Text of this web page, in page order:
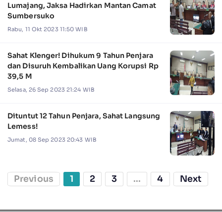
Lumajang, Jaksa Hadirkan Mantan Camat
Sumbersuko
Rabu, 11 Okt 2023 11:50 WIB
Sahat Klenger! Dihukum 9 Tahun Penjara
dan Disuruh Kembalikan Uang Korupsi Rp
39,5 M
Selasa, 26 Sep 2023 21:24 WIB
Dituntut 12 Tahun Penjara, Sahat Langsung
Lemess!
Jumat, 08 Sep 2023 20:43 WIB
Previous 1 2 3 ... 4 Next